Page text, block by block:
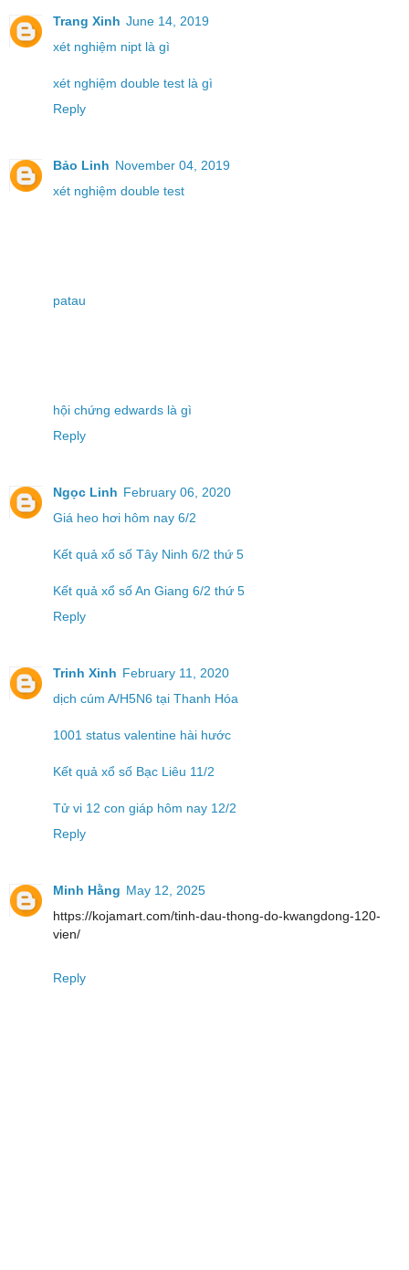
Trang Xinh June 14, 2019
xét nghiệm nipt là gì
xét nghiệm double test là gì
Reply
Bảo Linh November 04, 2019
xét nghiệm double test
patau
hội chứng edwards là gì
Reply
Ngọc Linh February 06, 2020
Giá heo hơi hôm nay 6/2
Kết quả xổ số Tây Ninh 6/2 thứ 5
Kết quả xổ số An Giang 6/2 thứ 5
Reply
Trinh Xinh February 11, 2020
dịch cúm A/H5N6 tại Thanh Hóa
1001 status valentine hài hước
Kết quả xổ số Bạc Liêu 11/2
Tử vi 12 con giáp hôm nay 12/2
Reply
Minh Hằng May 12, 2025
https://kojamart.com/tinh-dau-thong-do-kwangdong-120-
vien/
Reply